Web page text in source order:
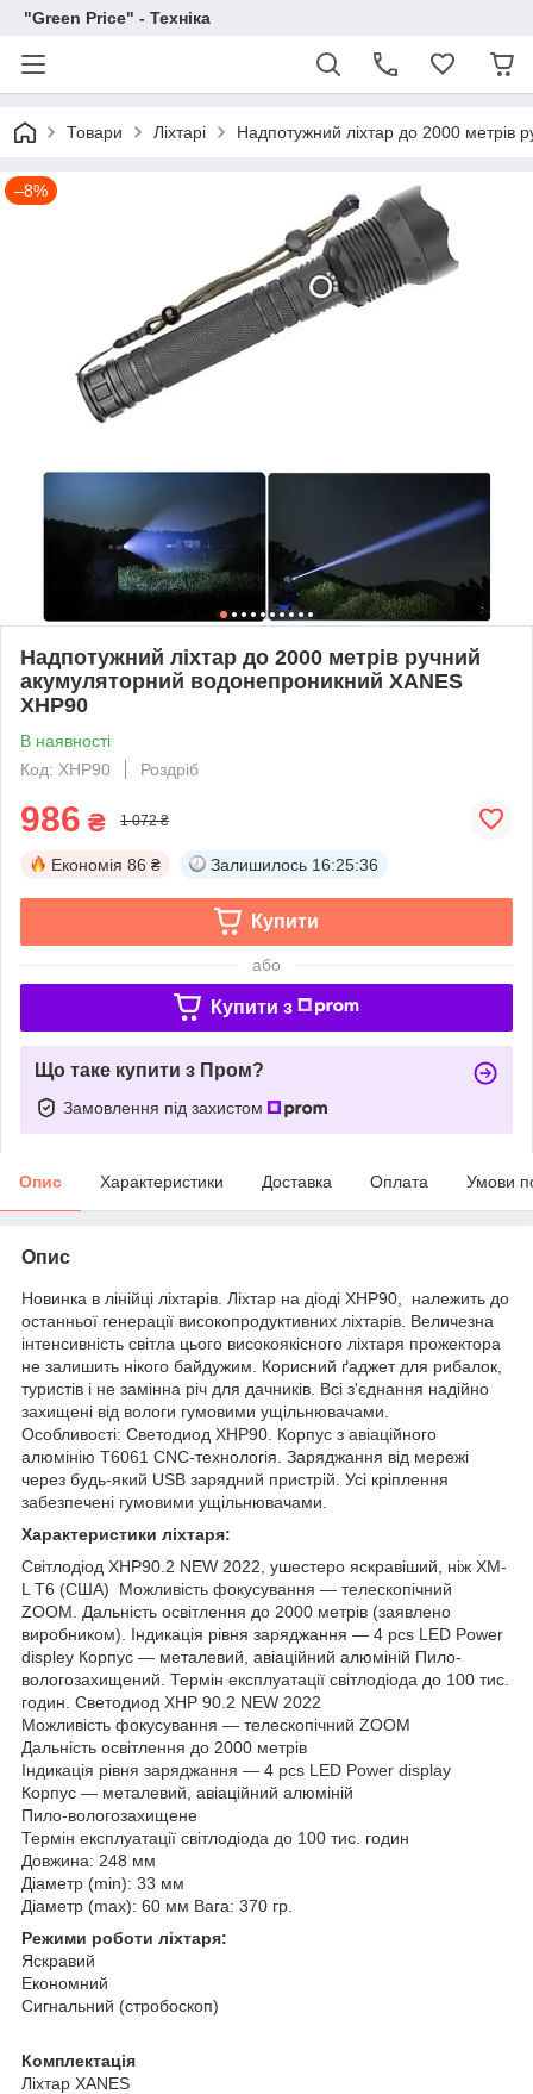
"Green Price" - Техніка
Товари Ліхтарі Надпотужний ліхтар до 2000 метрів
–8%
Надпотужний ліхтар до 2000 метрів ручний
акумуляторний водонепроникний XANES
XHP90
В наявності
Код: XHP90
Роздріб
986 ₴ 1 072 ₴
Економія 86 ₴ Залишилось 16:25:35
Купити
або
Купити з
Що таке купити з Пром?
Замовлення під захистом
Опис Характеристики Доставка Оплата Умови
Опис
Новинка в лінійці ліхтарів. Ліхтар на діоді XHP90, належить до
останньої генерації високопродуктивних ліхтарів. Величезна
інтенсивність світла цього високоякісного ліхтаря прожектора
не залишить нікого байдужим. Корисний ґаджет для рибалок,
туристів і не замінна річ для дачників. Всі з'єднання надійно
захищені від вологи гумовими ущільнювачами.
Особливості: Светодиод XHP90. Корпус з авіаційного
алюмінію Т6061 СNC-технологія. Заряджання від мережі
через будь-який USB зарядний пристрій. Усі кріплення
забезпечені гумовими ущільнювачами.
Характеристики ліхтаря:
Світлодіод XHP90.2 NEW 2022, ушестеро яскравіший, ніж XM-
L T6 (США) Можливість фокусування — телескопічний
ZOOM. Дальність освітлення до 2000 метрів (заявлено
виробником). Індикація рівня заряджання — 4 pcs LED Power
displey Корпус — металевий, авіаційний алюміній Пило-
вологозахищений. Термін експлуатації світлодіода до 100 тис.
годин. Светодиод XHP 90.2 NEW 2022
Можливість фокусування — телескопічний ZOOM
Дальність освітлення до 2000 метрів
Індикація рівня заряджання — 4 pcs LED Power display
Корпус — металевий, авіаційний алюміній
Пило-вологозахищене
Термін експлуатації світлодіода до 100 тис. годин
Довжина: 248 мм
Діаметр (min): 33 мм
Діаметр (max): 60 мм Вага: 370 гр.
Режими роботи ліхтаря:
Яскравий
Економний
Сигнальний (стробоскоп)
Комплектація
Ліхтар XANES